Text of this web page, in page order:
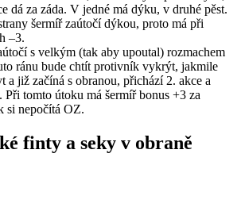
dá za záda. V jedné má dýku, v druhé pěst.
šermíř zaútočí dýkou, proto má při
–3.
s velkým (tak aby upoutal) rozmachem
ránu bude chtít protivník vykrýt, jakmile
a již začíná s obranou, přichází 2. akce a
tomto útoku má šermíř bonus +3 za
si nepočítá OZ.
finty a seky v obraně